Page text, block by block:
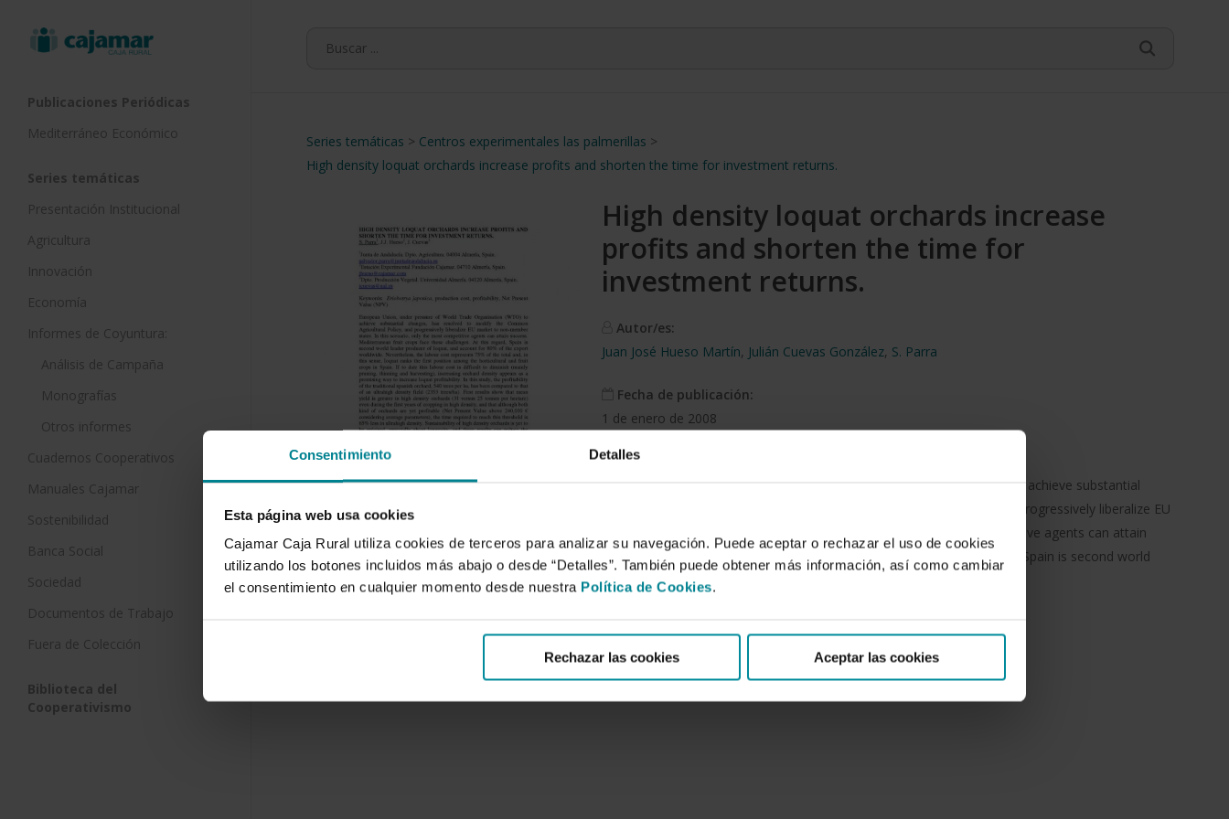
Consentimiento Detalles
Esta página web usa cookies
Cajamar Caja Rural utiliza cookies de terceros para analizar su navegación. Puede aceptar o rechazar el uso de cookies
utilizando los botones incluidos más abajo o desde “Detalles”. También puede obtener más información, así como cambiar
el consentimiento en cualquier momento desde nuestra Política de Cookies.
Rechazar las cookies Aceptar las cookies
Publicaciones Periódicas
Mediterráneo Económico
Series temáticas
Presentación Institucional
Agricultura
Innovación
Economía
Informes de Coyuntura:
Análisis de Campaña
Monografías
Otros informes
Cuadernos Cooperativos
Manuales Cajamar
Sostenibilidad
Banca Social
Sociedad
Documentos de Trabajo
Fuera de Colección
Biblioteca del
Cooperativismo
Series temáticas > Centros experimentales las palmerillas >
High density loquat orchards increase profits and shorten the time for investment returns.
High density loquat orchards increase
profits and shorten the time for
investment returns.
Autor/es:
Juan José Hueso Martín, Julián Cuevas González, S. Parra
Fecha de publicación:
1 de enero de 2008
Resumen:
European Union, under pressure of World Trade Organisation (WTO) to achieve substantial
changes, has resolved to modify the Common Agricultural Policy, and progressively liberalize EU
market to non-member states. In this scenario, only the most competitive agents can attain
success. Mediterranean fruit crops face these challeges. At this regars, Spain is second world
leader producer of loquat, and account for 80% of the ...